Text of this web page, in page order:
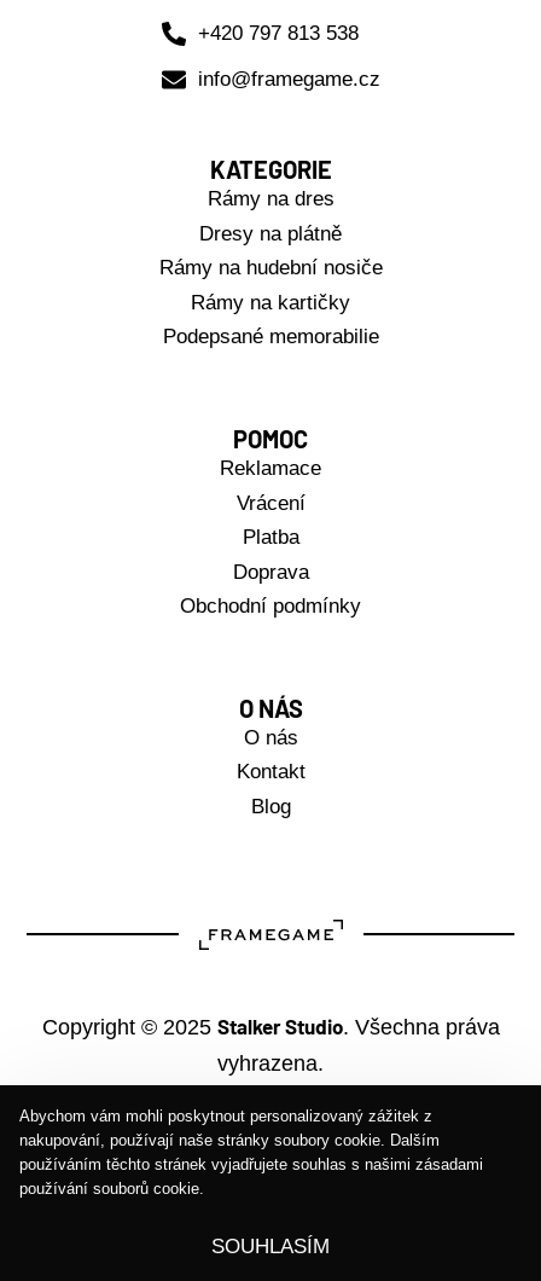
+420 797 813 538
info@framegame.cz
KATEGORIE
Rámy na dres
Dresy na plátně
Rámy na hudební nosiče
Rámy na kartičky
Podepsané memorabilie
POMOC
Reklamace
Vrácení
Platba
Doprava
Obchodní podmínky
O NÁS
O nás
Kontakt
Blog
Copyright © 2025 Stalker Studio. Všechna práva
vyhrazena.
Abychom vám mohli poskytnout personalizovaný zážitek z
nakupování, používají naše stránky soubory cookie. Dalším
používáním těchto stránek vyjadřujete souhlas s našimi zásadami
používání souborů cookie.
SOUHLASÍM